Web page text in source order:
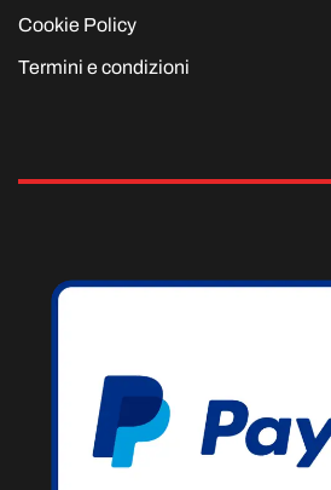
Cookie Policy
Termini e condizioni